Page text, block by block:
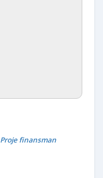
Proje finansman